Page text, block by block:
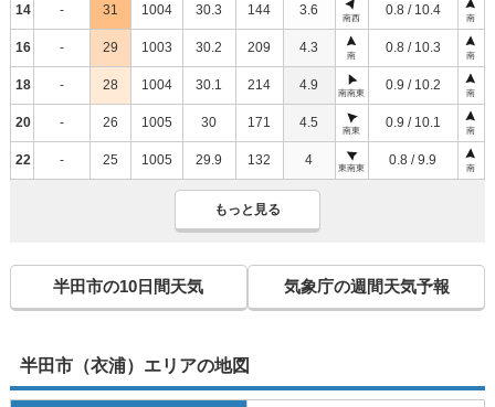
14 - 31 1004 30.3 144 3.6
南西
0.8 / 10.4
南
16 - 29 1003 30.2 209 4.3
南
0.8 / 10.3
南
18 - 28 1004 30.1 214 4.9
南南東
0.9 / 10.2
南
20 - 26 1005 30 171 4.5
南東
0.9 / 10.1
南
22 - 25 1005 29.9 132 4
東南東
0.8 / 9.9
南
もっと見る
半田市の10日間天気 気象庁の週間天気予報
半田市（衣浦）エリアの地図